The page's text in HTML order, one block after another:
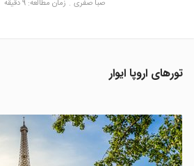
صبا صفری زمان مطالعه: 9 دقیقه
تورهای اروپا ایوار